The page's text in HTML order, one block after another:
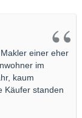
einer eher
im
kaum
Käufer standen